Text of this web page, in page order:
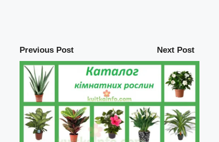
Previous Post Next Post